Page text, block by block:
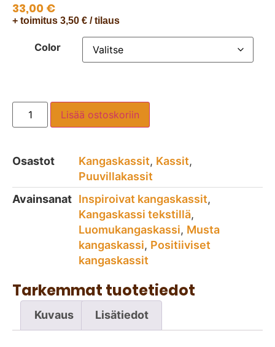
33,00 €
+ toimitus 3,50 € / tilaus
Color
Lisää ostoskoriin
Osastot Kangaskassit, Kassit,
Puuvillakassit
Avainsanat Inspiroivat kangaskassit,
Kangaskassi tekstillä,
Luomukangaskassi, Musta
kangaskassi, Positiiviset
kangaskassit
Tarkemmat tuotetiedot
Kuvaus Lisätiedot